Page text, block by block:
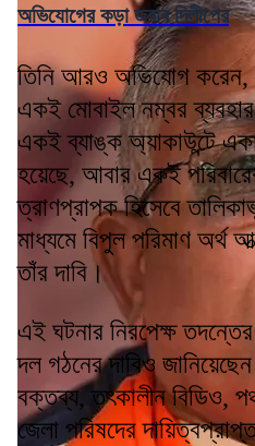
অভিযোগের কড়া জবাব দিলীপের
তিনি আরও অভিযোগ করেন,
একই মোবাইল নম্বর
একই ব্যাঙ্ক অ্যাকাউন্টে
হয়েছে, আবার একই
ত্রাণপ্রাপক হিসেবে
মাধ্যমে বিপুল পরিমাণ অর্থ
তাঁর দাবি।
এই ঘটনার নিরপেক্ষ তদন্তের
দল গঠনের দাবিও
বক্তব্য, তৎকালীন বিডিও,
জেলা পরিষদের